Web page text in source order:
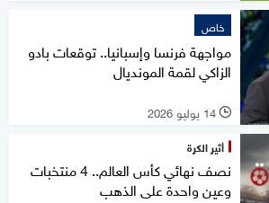
خاص
مواجهة فرنسا وإسبانيا.. توقعات بادو
الزاكي لقمة المونديال
l 14 يوليو 2026
أثير الكرة
نصف نهائي كأس العالم.. 4 منتخبات
وعين واحدة على الذهب